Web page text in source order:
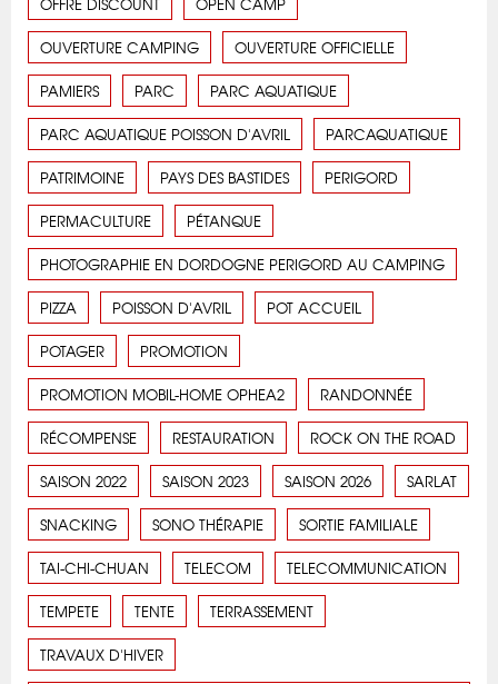
OUVERTURE CAMPING OUVERTURE OFFICIELLE
PAMIERS PARC PARC AQUATIQUE
PARC AQUATIQUE POISSON D'AVRIL PARCAQUATIQUE
PATRIMOINE PAYS DES BASTIDES PERIGORD
PERMACULTURE PÉTANQUE
PHOTOGRAPHIE EN DORDOGNE PERIGORD AU CAMPING
PIZZA POISSON D'AVRIL POT ACCUEIL
POTAGER PROMOTION
PROMOTION MOBIL-HOME OPHEA2 RANDONNÉE
RÉCOMPENSE RESTAURATION ROCK ON THE ROAD
SAISON 2022 SAISON 2023 SAISON 2026 SARLAT
SNACKING SONO THÉRAPIE SORTIE FAMILIALE
TAI-CHI-CHUAN TELECOM TELECOMMUNICATION
TEMPETE TENTE TERRASSEMENT
TRAVAUX D'HIVER